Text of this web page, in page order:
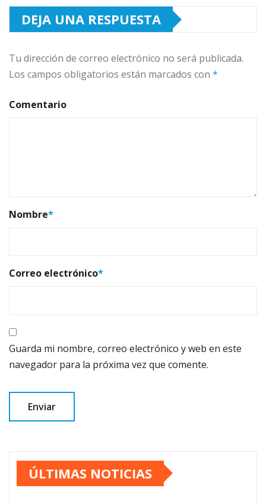
DEJA UNA RESPUESTA
Tu dirección de correo electrónico no será publicada.
Los campos obligatorios están marcados con *
Comentario
Nombre*
Correo electrónico*
Guarda mi nombre, correo electrónico y web en este
navegador para la próxima vez que comente.
ÚLTIMAS NOTICIAS